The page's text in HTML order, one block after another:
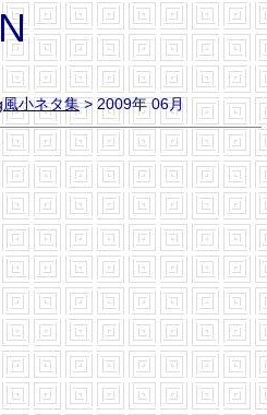
小ネタ集> 2009年 06月